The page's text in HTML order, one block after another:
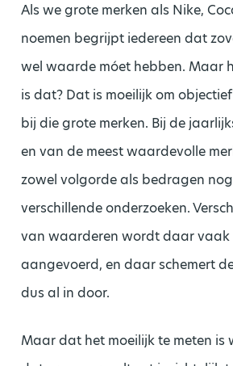
Als we grote merken als Nike,
noemen begrijpt iedereen dat
wel waarde móet hebben. Maar
is dat? Dat is moeilijk om
bij die grote merken. Bij de
en van de meest waardevolle
zowel volgorde als bedragen
verschillende onderzoeken.
van waarderen wordt daar vaak
aangevoerd, en daar schemert
dus al in door.
Maar dat het moeilijk te meten is